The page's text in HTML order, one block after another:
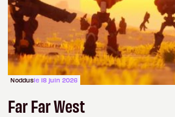
Noddusle 18 juin 2026
Far Far West